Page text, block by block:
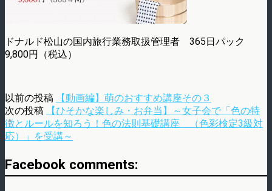
ドナルド松山の国内旅行業務取扱管理者 365日パック
9,800円（税込）
以前の投稿
【動画編】萌のおすすめ講座その３
次の投稿
【ひそかな楽しみ・お弁当】～女子会で「色の特
徴とルールを知ろう！色の法則基礎講座 （色彩検定3級対
応）」を受講～
Facebook comments: